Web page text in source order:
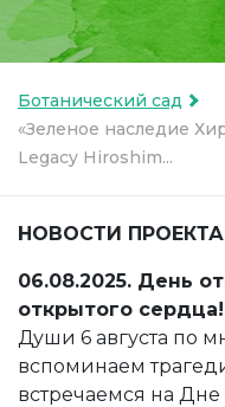
Ботанический сад
«Зеленое наследие
Legacy Hiroshim...
НОВОСТИ ПРОЕКТА
06.08.2025. День
открытого сердца!
Души 6 августа по
вспоминаем
встречаемся на Дне